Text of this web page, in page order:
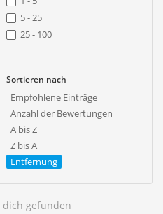
5 - 25
25 - 100
Sortieren nach
Empfohlene Einträge
Anzahl der Bewertungen
A bis Z
Z bis A
Entfernung
gefunden